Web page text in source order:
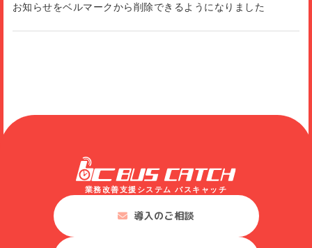
お知らせをベルマークから削除できるようになりました
業務改善支援システム バスキャッチ
導入のご相談